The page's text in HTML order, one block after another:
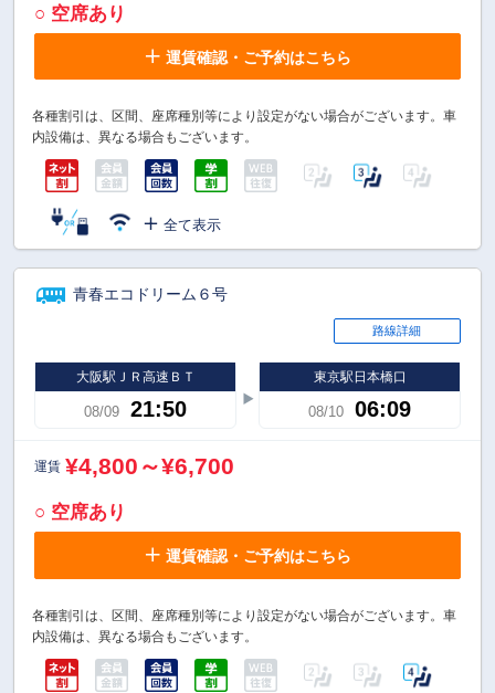
○ 空席あり
運賃確認・ご予約はこちら
各種割引は、区間、座席種別等により設定がない場合がございます。車
内設備は、異なる場合もございます。
全て表示
青春エコドリーム６号
路線詳細
大阪駅ＪＲ高速ＢＴ
08/09 21:50
東京駅日本橋口
08/10 06:09
運賃 ¥4,800～¥6,700
○ 空席あり
運賃確認・ご予約はこちら
各種割引は、区間、座席種別等により設定がない場合がございます。車
内設備は、異なる場合もございます。